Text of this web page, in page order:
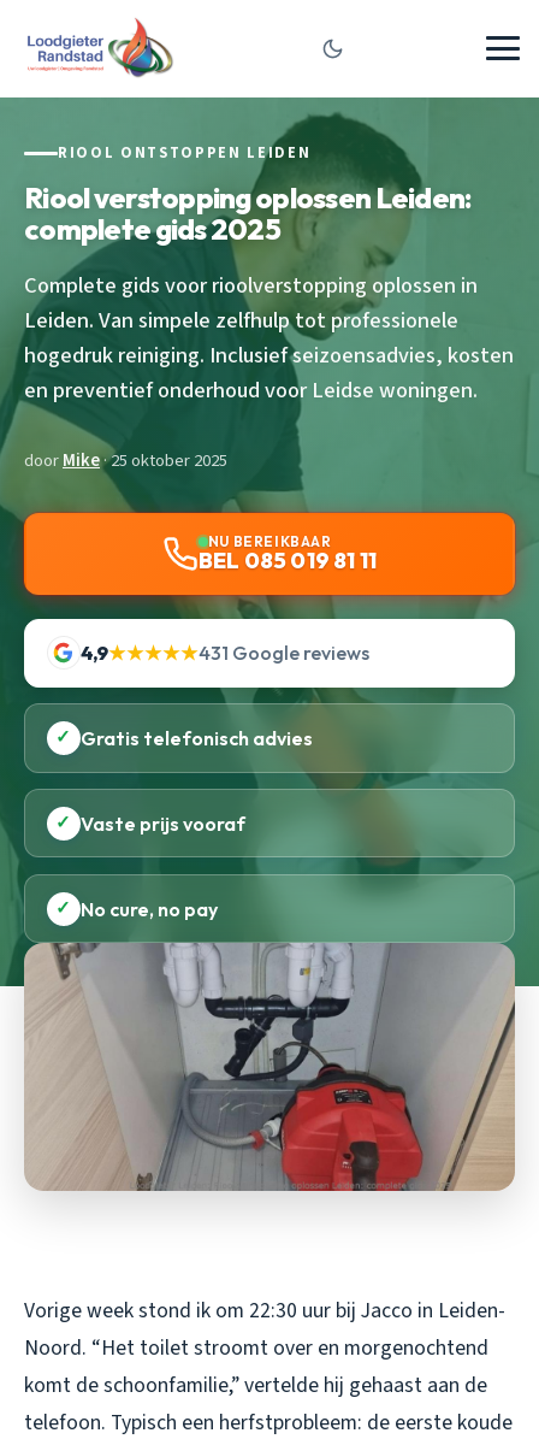
RIOOL ONTSTOPPEN LEIDEN
Riool verstopping oplossen Leiden:
complete gids 2025
Complete gids voor rioolverstopping oplossen in
Leiden. Van simpele zelfhulp tot professionele
hogedruk reiniging. Inclusief seizoensadvies, kosten
en preventief onderhoud voor Leidse woningen.
doorMike· 25 oktober 2025
NU BEREIKBAAR
BEL 085 019 81 11
4,9★★★★★431 Google reviews
✓ Gratis telefonisch advies
✓ Vaste prijs vooraf
✓ No cure, no pay
Vorige week stond ik om 22:30 uur bij Jacco in Leiden-
Noord. “Het toilet stroomt over en morgenochtend
komt de schoonfamilie,” vertelde hij gehaast aan de
telefoon. Typisch een herfstprobleem: de eerste koude